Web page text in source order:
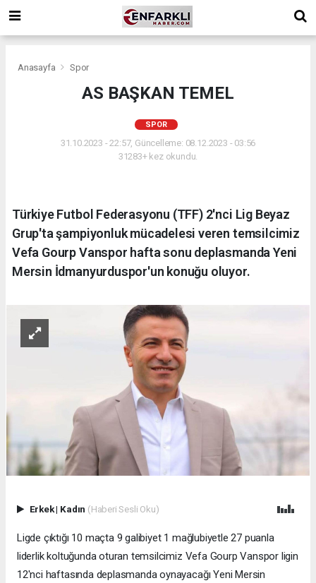
Anasayfa Spor
AS BAŞKAN TEMEL
SPOR
31.10.2023 - 22:57, Güncelleme: 08.12.2023 - 03:56
31283+ kez okundu.
Türkiye Futbol Federasyonu (TFF) 2'nci Lig Beyaz
Grup'ta şampiyonluk mücadelesi veren temsilcimiz
Vefa Gourp Vanspor hafta sonu deplasmanda Yeni
Mersin İdmanyurduspor'un konuğu oluyor.
Erkek| Kadın (Haberi Sesli Oku)
Ligde çıktığı 10 maçta 9 galibiyet 1 mağlubiyetle 27 puanla
liderlik koltuğunda oturan temsilcimiz Vefa Gourp Vanspor ligin
12'nci haftasında deplasmanda oynayacağı Yeni Mersin